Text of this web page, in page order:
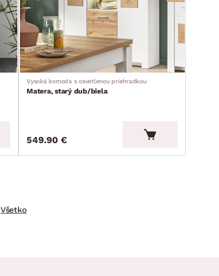
Vysoká komoda s osvetlenou priehradkou
Matera, starý dub/biela
549.90 €
Všetko